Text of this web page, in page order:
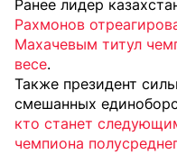
Ранее лидер
Рахмонов
Махачевым титул
весе.
Также президент
смешанных
кто станет
чемпиона